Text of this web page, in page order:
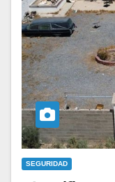
SEGURIDAD